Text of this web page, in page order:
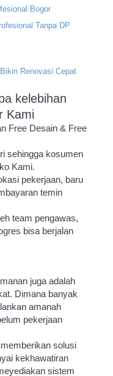
Bogor
Tanpa DP
Renovasi Cepat
kelebihan
Kami
Free Desain & Free
sehingga kosumen
Kami.
pekerjaan, baru
temin
team pengawas,
bisa berjalan
juga adalah
Dimana banyak
amanah
pekerjaan
solusi
kekhawatiran
sistem